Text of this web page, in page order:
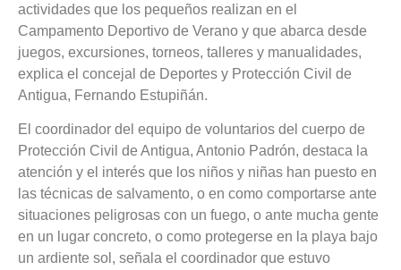
actividades que los pequeños realizan en el
Campamento Deportivo de Verano y que abarca desde
juegos, excursiones, torneos, talleres y manualidades,
explica el concejal de Deportes y Protección Civil de
Antigua, Fernando Estupiñán.
El coordinador del equipo de voluntarios del cuerpo de
Protección Civil de Antigua, Antonio Padrón, destaca la
atención y el interés que los niños y niñas han puesto en
las técnicas de salvamento, o en como comportarse ante
situaciones peligrosas con un fuego, o ante mucha gente
en un lugar concreto, o como protegerse en la playa bajo
un ardiente sol, señala el coordinador que estuvo